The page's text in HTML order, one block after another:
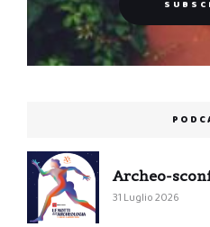
Archeo-
31 Luglio 2026